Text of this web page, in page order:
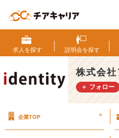
式
会
社
ア
イ
デ
テ
求人を探す 説明会を探す
株式会
＋ フォロー
企業TOP >